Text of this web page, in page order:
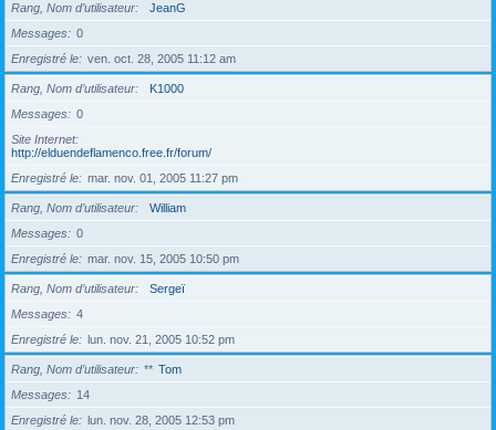
Rang, Nom d’utilisateur
JeanG
Messages
0
Enregistré le
ven. oct. 28, 2005 11:12 am
Rang, Nom d’utilisateur
K1000
Messages
0
Site Internet
http://elduendeflamenco.free.fr/forum/
Enregistré le
mar. nov. 01, 2005 11:27 pm
Rang, Nom d’utilisateur
William
Messages
0
Enregistré le
mar. nov. 15, 2005 10:50 pm
Rang, Nom d’utilisateur
Sergeï
Messages
4
Enregistré le
lun. nov. 21, 2005 10:52 pm
Rang, Nom d’utilisateur ** Tom
Messages
14
Enregistré le
lun. nov. 28, 2005 12:53 pm